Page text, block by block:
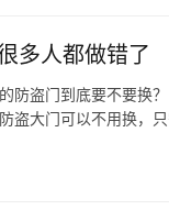
多人都做错了
防盗门到底要不要换
盗大门可以不用换，